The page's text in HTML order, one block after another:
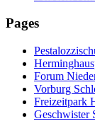
Pages
Forum
Vorburg
Freizeitpark
Geschwister